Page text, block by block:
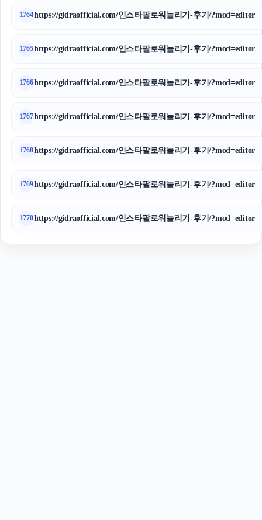
1764https://gidraofficial.com/인스타팔로워늘리기-후기/?mod=editor
1765https://gidraofficial.com/인스타팔로워늘리기-후기/?mod=editor
1766https://gidraofficial.com/인스타팔로워늘리기-후기/?mod=editor
1767https://gidraofficial.com/인스타팔로워늘리기-후기/?mod=editor
1768https://gidraofficial.com/인스타팔로워늘리기-후기/?mod=editor
1769https://gidraofficial.com/인스타팔로워늘리기-후기/?mod=editor
1770https://gidraofficial.com/인스타팔로워늘리기-후기/?mod=editor